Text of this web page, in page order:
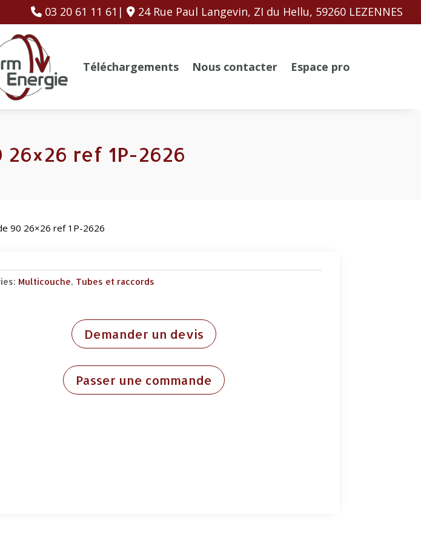
03 20 61 11 61| 24 Rue Paul Langevin, ZI du Hellu, 59260 LEZENNES
Téléchargements Nous contacter Espace pro
ref 1P-2626
90 26×26 ref 1P-2626
Multicouche, Tubes et raccords
Demander un devis
Passer une commande